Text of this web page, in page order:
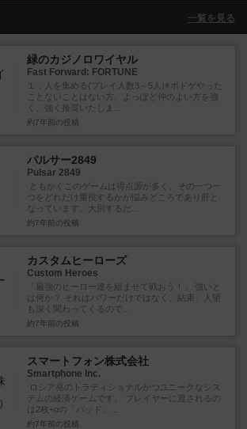
一覧を見る
緑のカジノロワイヤル
Fast Forward: FORTUNE
１．人を集める(プレイ人数3～5人)※ボドゲやった
ことないことはない方、よっぽど仲のよい方を強
く、強く推奨いたしま...
約7年前 の投稿
パルサー2849
Pulsar 2849
ともかくこのゲームは得点源が多く、その一つ一
つをどれだけ重視するかが悩みどころであり肝と
なっています。大別するだ...
約7年前 の投稿
カスタムヒーローズ
Custom Heroes
「最強のヒーロー達を組ませて戦おう！」 強いと
は何か？ それはパワーだけではなく、結束、人望
も深く関わってくるので...
約7年前 の投稿
スマートフォン株式会社
Smartphone Inc.
ロシア発のトラディショナルかつユニークなシス
テムの経済ゲームです。 プレイヤーに渡されるの
は2枚+αの「パッド」...
約7年前 の投稿